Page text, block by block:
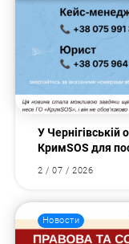
У Чернігівській
КримSOS для
2 / 07 / 2026
Новости